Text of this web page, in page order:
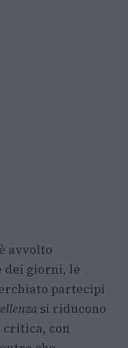
è avvolto
dei giorni, le
partecipi
si riducono
critica, con